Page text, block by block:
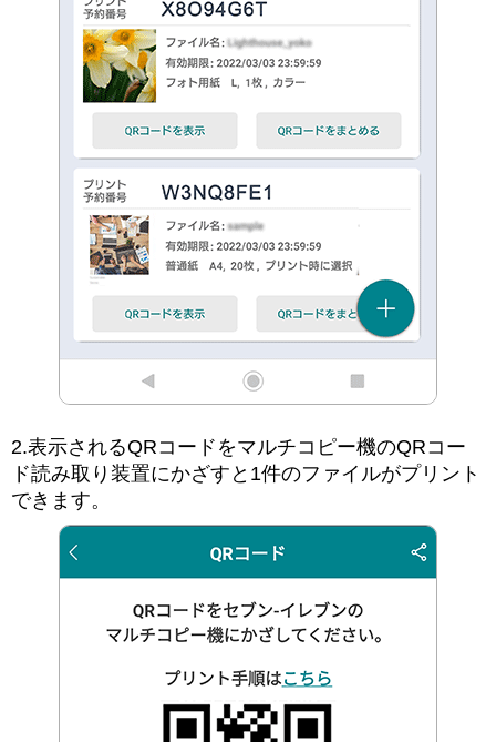
2.表示されるQRコードをマルチコピー機のQRコー
ド読み取り装置にかざすと1件のファイルがプリント
できます。